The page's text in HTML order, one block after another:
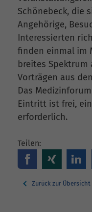
Schönebeck, die
Angehörige,
Interessierten
finden einmal im
breites Spektrum
Vorträgen aus
Das
Eintritt ist frei,
erforderlich.
Teilen:
Zurück zur Übersicht